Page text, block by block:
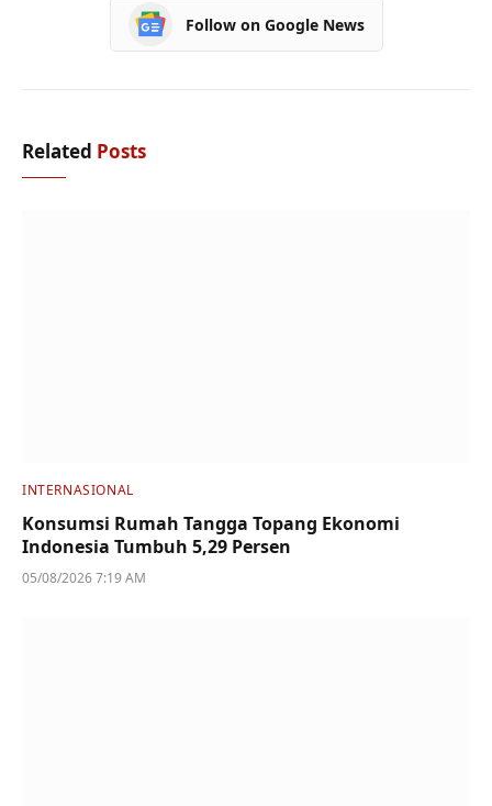
Follow on Google News
Related Posts
INTERNASIONAL
Konsumsi Rumah Tangga Topang Ekonomi
Indonesia Tumbuh 5,29 Persen
05/08/2026 7:19 AM